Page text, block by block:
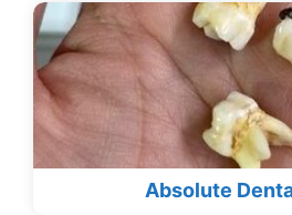
Absolute